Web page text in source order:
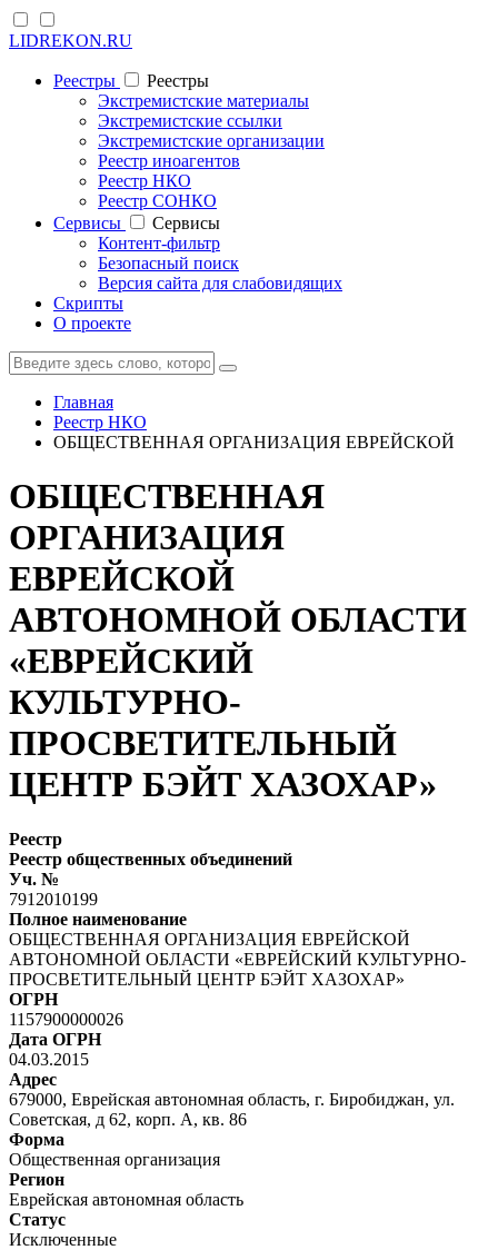
LIDREKON.RU
Реестры
Реестры
Экстремистские материалы
Экстремистские ссылки
Экстремистские организации
Реестр иноагентов
Реестр НКО
Реестр СОНКО
Cервисы
Cервисы
Контент-фильтр
Безопасный поиск
Версия сайта для слабовидящих
Скрипты
О проекте
Главная
Реестр НКО
ОБЩЕСТВЕННАЯ ОРГАНИЗАЦИЯ ЕВРЕЙСКОЙ
ОБЩЕСТВЕННАЯ
ОРГАНИЗАЦИЯ
ЕВРЕЙСКОЙ
АВТОНОМНОЙ ОБЛАСТИ
«ЕВРЕЙСКИЙ
КУЛЬТУРНО-
ПРОСВЕТИТЕЛЬНЫЙ
ЦЕНТР БЭЙТ ХАЗОХАР»
Реестр
Реестр общественных объединений
Уч. №
7912010199
Полное наименование
ОБЩЕСТВЕННАЯ ОРГАНИЗАЦИЯ ЕВРЕЙСКОЙ
АВТОНОМНОЙ ОБЛАСТИ «ЕВРЕЙСКИЙ КУЛЬТУРНО-
ПРОСВЕТИТЕЛЬНЫЙ ЦЕНТР БЭЙТ ХАЗОХАР»
ОГРН
1157900000026
Дата ОГРН
04.03.2015
Адрес
679000, Еврейская автономная область, г. Биробиджан, ул.
Советская, д 62, корп. А, кв. 86
Форма
Общественная организация
Регион
Еврейская автономная область
Статус
Исключенные